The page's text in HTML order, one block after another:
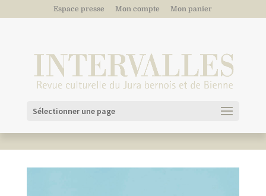
Espace presse Mon compte Mon panier
Sélectionner une page